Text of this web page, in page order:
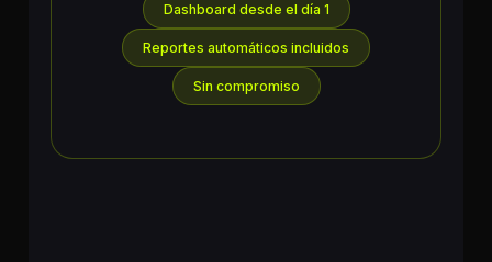
Dashboard desde el día 1
Reportes automáticos incluidos
Sin compromiso